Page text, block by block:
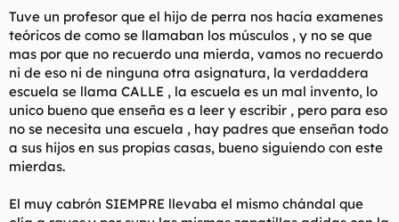
Tuve un profesor que el hijo de perra nos hacía examenes
teóricos de como se llamaban los músculos , y no se que
mas por que no recuerdo una mierda, vamos no recuerdo
ni de eso ni de ninguna otra asignatura, la verdaddera
escuela se llama CALLE , la escuela es un mal invento, lo
unico bueno que enseña es a leer y escribir , pero para eso
no se necesita una escuela , hay padres que enseñan todo
a sus hijos en sus propias casas, bueno siguiendo con este
mierdas.
El muy cabrón SIEMPRE llevaba el mismo chándal que